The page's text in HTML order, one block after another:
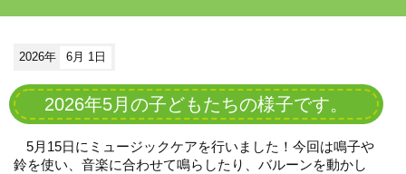
2026年 6月 1日
2026年5月の子どもたちの様子です。
5月 15日にミュージックケアを行いました！今回は鳴子や
鈴を使い、音楽に合わせて鳴らしたり、バルーンを動かし